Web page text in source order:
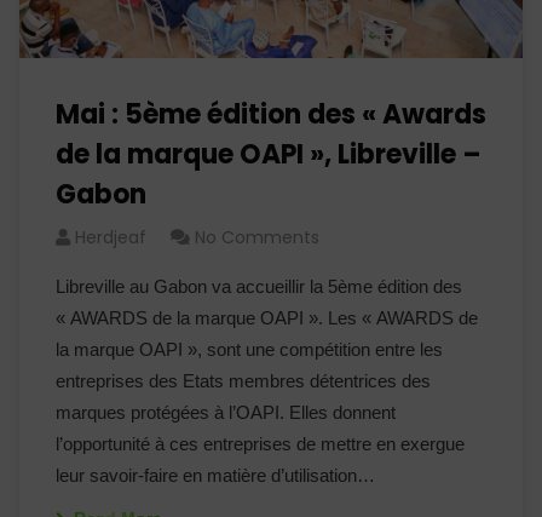
Mai : 5ème édition des « Awards
de la marque OAPI », Libreville –
Gabon
Herdjeaf No Comments
Libreville au Gabon va accueillir la 5ème édition des
« AWARDS de la marque OAPI ». Les « AWARDS de
la marque OAPI », sont une compétition entre les
entreprises des Etats membres détentrices des
marques protégées à l’OAPI. Elles donnent
l’opportunité à ces entreprises de mettre en exergue
leur savoir-faire en matière d’utilisation…